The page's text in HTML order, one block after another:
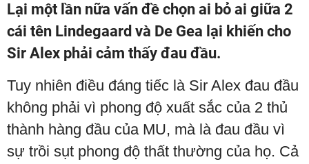
Lại một lần nữa vấn đề chọn ai bỏ ai giữa 2
cái tên Lindegaard và De Gea lại khiến cho
Sir Alex phải cảm thấy đau đầu.
Tuy nhiên điều đáng tiếc là Sir Alex đau đầu
không phải vì phong độ xuất sắc của 2 thủ
thành hàng đầu của MU, mà là đau đầu vì
sự trồi sụt phong độ thất thường của họ. Cả